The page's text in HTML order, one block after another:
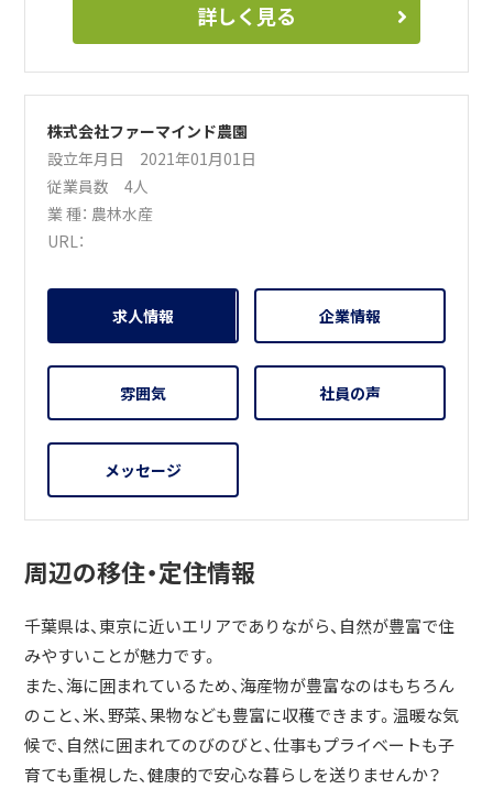
詳しく見る
株式会社ファーマインド農園
設立年月日 2021年01月01日
従業員数 4人
業 種： 農林水産
URL：
求人情報 企業情報
雰囲気 社員の声
メッセージ
周辺の移住・定住情報
千葉県は、東京に近いエリアでありながら、自然が豊富で住
みやすいことが魅力です。
また、海に囲まれているため、海産物が豊富なのはもちろん
のこと、米、野菜、果物なども豊富に収穫できます。温暖な気
候で、自然に囲まれてのびのびと、仕事もプライベートも子
育ても重視した、健康的で安心な暮らしを送りませんか？